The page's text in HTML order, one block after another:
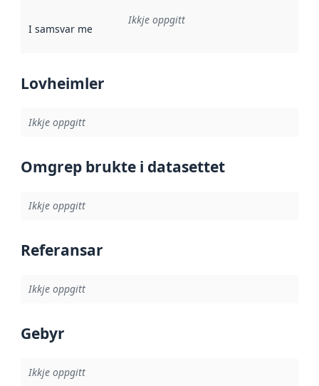
I samsvar med Referanse til ei implementeringsregel eller
Ikkje oppgitt
Lovheimler
Ikkje oppgitt
Omgrep brukte i datasettet
Ikkje oppgitt
Referansar
Ikkje oppgitt
Gebyr
Ikkje oppgitt